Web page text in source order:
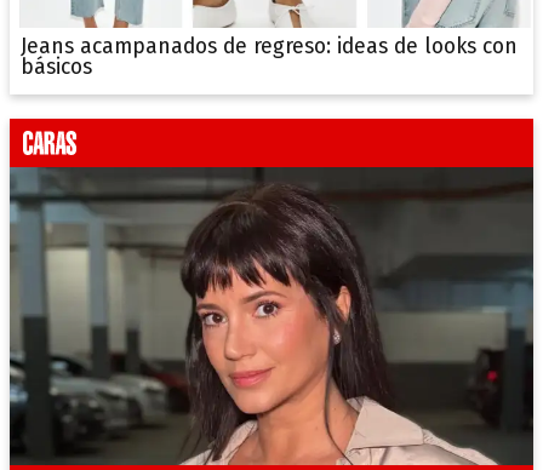
Jeans acampanados de regreso: ideas de looks con
básicos